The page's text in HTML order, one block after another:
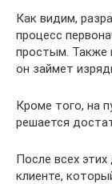
Как видим,
процесс
простым. Также
он займет
Кроме того, на
решается
После всех
клиенте,